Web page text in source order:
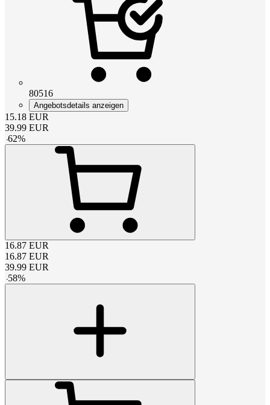
80516
Angebotsdetails anzeigen
15.18 EUR
39.99 EUR
-62%
16.87 EUR
16.87 EUR
39.99 EUR
-58%